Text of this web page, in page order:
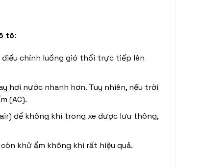
tô:
điều chỉnh luồng gió thổi trực tiếp lên
hơi nước nhanh hơn. Tuy nhiên, nếu trời
(AC).
để không khí trong xe được lưu thông,
khử ẩm không khí rất hiệu quả.